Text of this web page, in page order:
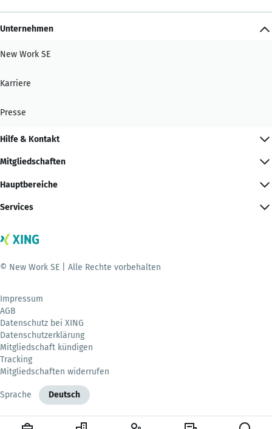
Unternehmen
New Work SE
Karriere
Presse
Hilfe & Kontakt
Mitgliedschaften
Hauptbereiche
Services
© New Work SE | Alle Rechte vorbehalten
Impressum
AGB
Datenschutz bei XING
Datenschutzerklärung
Mitgliedschaft kündigen
Tracking
Mitgliedschaften widerrufen
Sprache Deutsch